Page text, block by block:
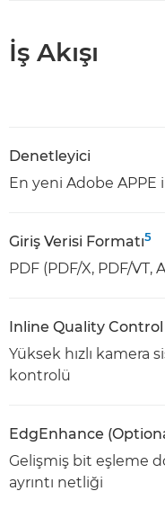
İş Akışı
Denetleyici
En yeni Adobe APPE
Giriş Verisi Formatı5
PDF (PDF/X, PDF/VT,
Inline Quality Control
Yüksek hızlı
kontrolü
EdgEnhance
Gelişmiş bit eşleme
ayrıntı netliği